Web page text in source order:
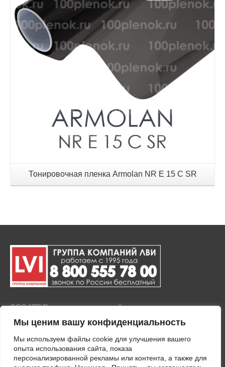
Мы ценим вашу конфиденциальность
Мы используем файлы cookie для улучшения вашего
опыта использования сайта, показа
персонализированной рекламы или контента, а также для
Детали
Тонировочная пленка Armolan NR E 15 C SR
ООО "ЛВИ" представляет полный комплекс услуг по продаже
покрытия любых стеклянных поверхностей защитными
применением современного оборудования и
высококачественных материалов.